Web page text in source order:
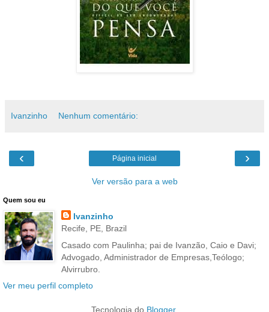
Ivanzinho Nenhum comentário:
‹ ›
Página inicial
Ver versão para a web
Quem sou eu
Ivanzinho
Recife, PE, Brazil
Casado com Paulinha; pai de Ivanzão, Caio e Davi;
Advogado, Administrador de Empresas,Teólogo;
Alvirrubro.
Ver meu perfil completo
Tecnologia do Blogger.